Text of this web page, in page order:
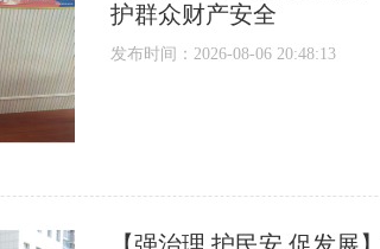
护群众财产安全
发布时间：2026-08-06 20:48:13